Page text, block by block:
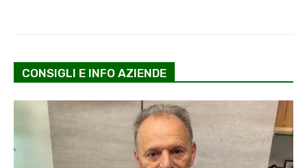
CONSIGLI E INFO AZIENDE